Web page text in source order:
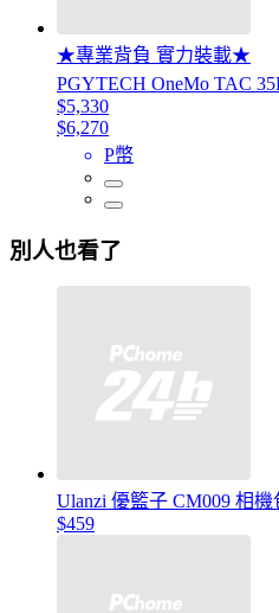
★專業背負 實力裝載★
PGYTECH OneMo TAC
$5,330
$6,270
P幣
別人也看了
Ulanzi 優籃子 CM009 相
$459